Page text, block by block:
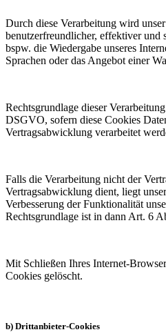
Durch diese Verarbeitung wird
benutzerfreundlicher, effektiver und
bspw. die Wiedergabe unseres
Sprachen oder das Angebot einer
Rechtsgrundlage dieser
DSGVO, sofern diese Cookies
Vertragsabwicklung verarbeitet
Falls die Verarbeitung nicht der
Vertragsabwicklung dient, liegt
Verbesserung der Funktionalität
Rechtsgrundlage ist in dann Art. 6
Mit Schließen Ihres Internet-
Cookies gelöscht.
b) Drittanbieter-Cookies